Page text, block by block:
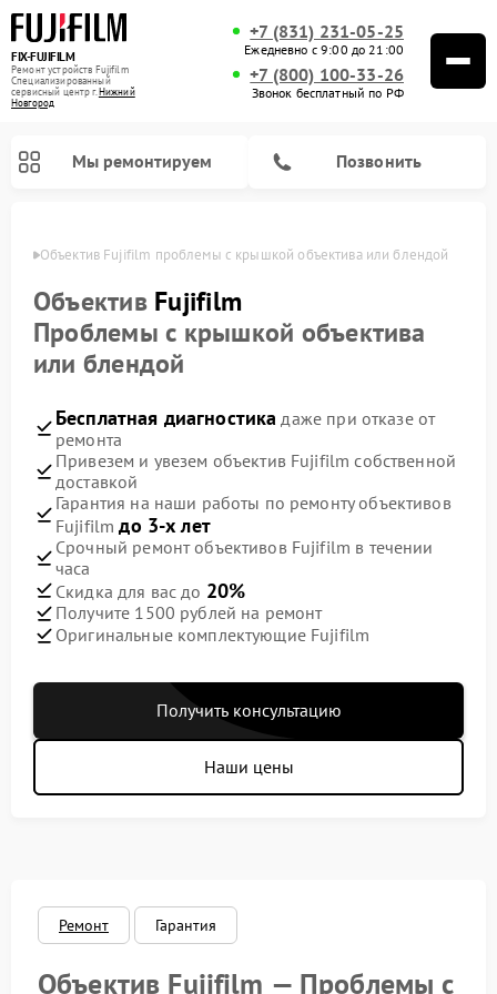
FIX-FUJIFILM
Ремонт устройств Fujifilm
Специализированный
cервисный центр г.Нижний
Новгород
+7 (831) 231-05-25
Ежедневно с 9:00 до 21:00
+7 (800) 100-33-26
Звонок бесплатный по РФ
Мы ремонтируем Позвонить
Объектив Fujifilm проблемы с крышкой объектива или блендой
Объектив Fujifilm
Проблемы с крышкой объектива
или блендой
Бесплатная диагностика даже при отказе от
ремонта
Привезем и увезем объектив Fujifilm собственной
доставкой
Гарантия на наши работы по ремонту объективов
Fujifilmдо 3-х лет
Срочный ремонт объективов Fujifilm в течении
часа
Скидка для вас до 20%
Получите 1500 рублей на ремонт
Оригинальные комплектующие Fujifilm
Получить консультацию
Наши цены
Ремонт Гарантия
Объектив Fujifilm — Проблемы с